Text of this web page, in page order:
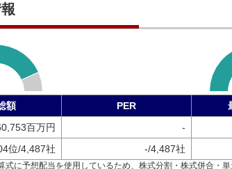
額
PER
百万円
-
位/4,487社
-/4,487社
に予想配当を使用しているため、株式分割・株式併合・